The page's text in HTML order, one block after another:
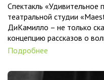
Спектакль «Удивительное
театральной студии
ДиКамилло – не только
концепцию рассказов о
Подробнее